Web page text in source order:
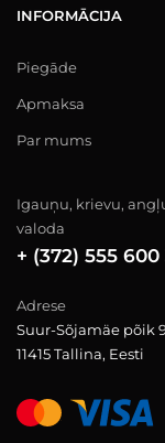
INFORMĀCIJA
Piegāde
Apmaksa
Par mums
Igauņu, krievu,
valoda
+ (372) 555
Adrese
Suur-Sõjamäe põik
11415 Tallina, Eesti